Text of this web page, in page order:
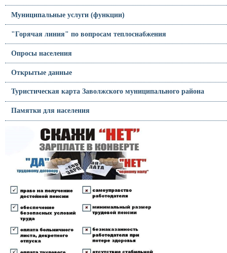
Муниципальные услуги (функции)
"Горячая линия" по вопросам теплоснабжения
Опросы населения
Открытые данные
Туристическая карта Заволжского муниципального района
Памятки для населения